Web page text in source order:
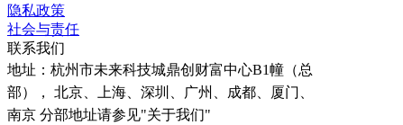
隐私政策
社会与责任
联系我们
地址： 杭州市未来科技城鼎创财富中心B1幢（总
部）， 北京、上海、深圳、广州、成都、厦门、
南京 分部地址请参见"关于我们"